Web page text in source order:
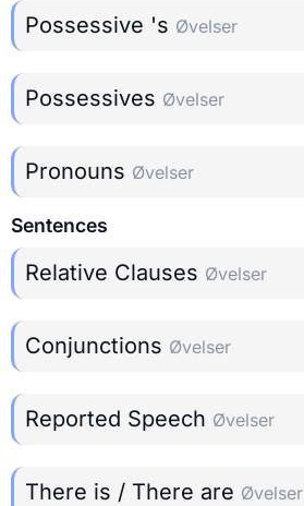
Possessive 's Øvelser
Possessives Øvelser
Pronouns Øvelser
Sentences
Relative Clauses Øvelser
Conjunctions Øvelser
Reported Speech Øvelser
There is / There are Øvelser